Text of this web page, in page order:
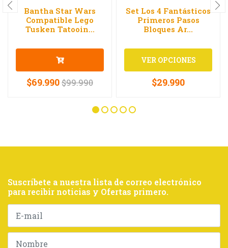
Bantha Star Wars
Compatible Lego
Tusken Tatooin...
$69.990$99.990
Set Los 4 Fantásticos
Primeros Pasos
Bloques Ar...
VER OPCIONES
$29.990
Suscríbete a nuestra lista de correo electrónico
para recibir noticias y Ofertas primero.